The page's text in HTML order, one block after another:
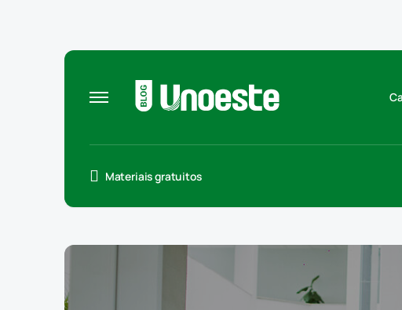
Materiais gratuitos